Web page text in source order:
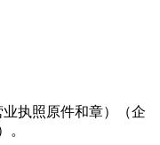
执照原件和章）（企
。